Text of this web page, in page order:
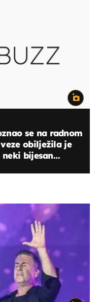
se na radnom
obilježila je
bijesan